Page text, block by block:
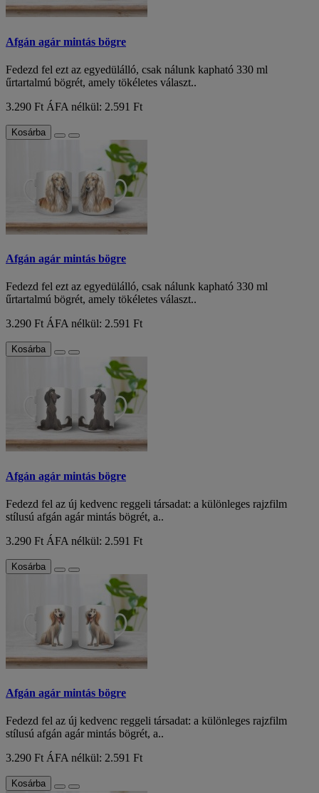
Afgán agár mintás bögre
Fedezd fel ezt az egyedülálló, csak nálunk kapható 330 ml
űrtartalmú bögrét, amely tökéletes választ..
3.290 Ft ÁFA nélkül: 2.591 Ft
Kosárba
Afgán agár mintás bögre
Fedezd fel ezt az egyedülálló, csak nálunk kapható 330 ml
űrtartalmú bögrét, amely tökéletes választ..
3.290 Ft ÁFA nélkül: 2.591 Ft
Kosárba
Afgán agár mintás bögre
Fedezd fel az új kedvenc reggeli társadat: a különleges rajzfilm
stílusú afgán agár mintás bögrét, a..
3.290 Ft ÁFA nélkül: 2.591 Ft
Kosárba
Afgán agár mintás bögre
Fedezd fel az új kedvenc reggeli társadat: a különleges rajzfilm
stílusú afgán agár mintás bögrét, a..
3.290 FtÁFA nélkül: 2.591 Ft
Kosárba